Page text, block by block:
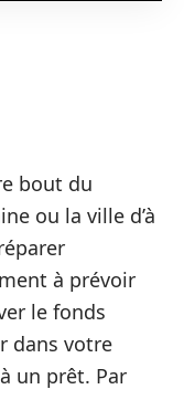
bout du
ou la ville d’à
à prévoir
le fonds
dans votre
un prêt. Par